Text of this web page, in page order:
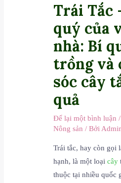
Trái Tắc
quý của
nhà: Bí
trồng và
sóc cây
quả
Để lại một bình luận
Nông sản / Bởi
Trái tắc, hay còn gọi
hạnh, là một loạicây
thuộc tại nhiều quốc